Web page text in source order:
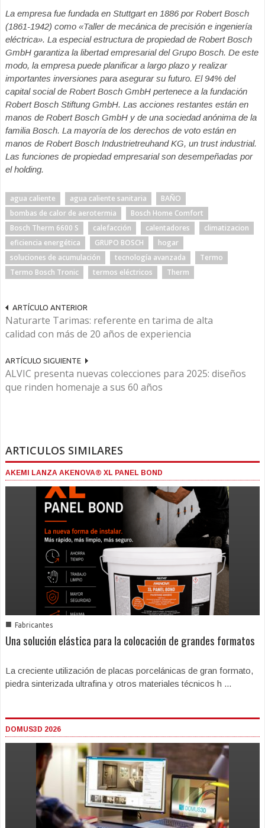
La empresa fue fundada en Stuttgart en 1886 por Robert Bosch
(1861-1942) como «Taller de mecánica de precisión e ingeniería
eléctrica». La especial estructura de propiedad de Robert Bosch
GmbH garantiza la libertad empresarial del Grupo Bosch. De este
modo, la empresa puede planificar a largo plazo y realizar
importantes inversiones para asegurar su futuro. El 94% del
capital social de Robert Bosch GmbH pertenece a la fundación
Robert Bosch Stiftung GmbH. Las acciones restantes están en
manos de Robert Bosch GmbH y de una sociedad anónima de la
familia Bosch. La mayoría de los derechos de voto están en
manos de Robert Bosch Industrietreuhand KG, un trust industrial.
Las funciones de propiedad empresarial son desempeñadas por
el holding.
agua caliente agua caliente sanitaria
BAÑO
bombas de calor de aerotermia
Bosch Home Comfort
Bosch Therm 6600 S
calefacción calentadores
climatizacion
eficiencia energética
GRUPO BOSCH
hogar
soluciones de acumulación
tecnología avanzada
Termo
Termo Bosch Tronic
termos eléctricos Therm
ARTÍCULO ANTERIOR
Naturarte Tarimas: referente en tarima de alta
calidad con más de 20 años de experiencia
ARTÍCULO SIGUIENTE
ALVIC presenta nuevas colecciones para 2025: diseños
que rinden homenaje a sus 60 años
ARTICULOS SIMILARES
AKEMI LANZA AKENOVA® XL PANEL BOND
■ Fabricantes
Una solución elástica para la colocación de grandes formatos
La creciente utilización de placas porcelánicas de gran formato,
piedra sinterizada ultrafina y otros materiales técnicos h ...
DOMUS3D 2026